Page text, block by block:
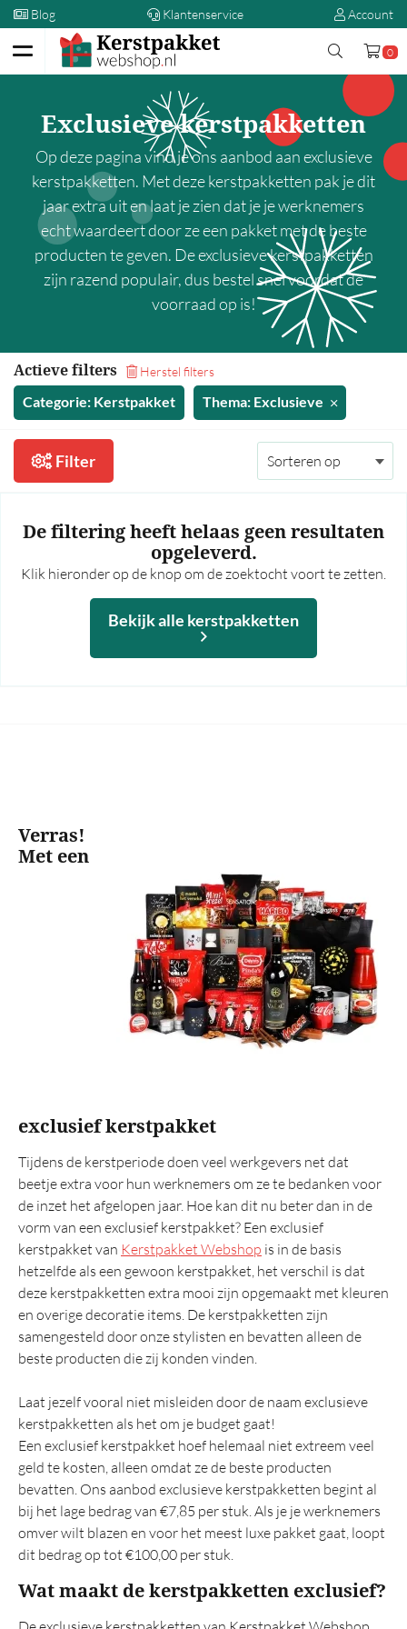
Blog Klantenservice Account
0
Kerstpakketten
Op prijs
00,00 - 5,00
5,00 - 10,00
10,00 - 15,00
25,00 - 30,00
30,00 - 35,00
35,00 - 40,00
40,00 - 45,00
45,00 - 50,00
60,00 en hoger
Alcoholvrij
Rituals
Vuurkorf
BBQ
Tas
Wellness
Luxe
Italiaans
Snijplank
Mooie
Eindejaarsgeschenken
Kerstattenties
Exclusieve kerstpakketten
Op deze pagina vind je ons aanbod aan exclusieve
kerstpakketten. Met deze kerstpakketten pak je dit
jaar extra uit en laat je zien dat je je werknemers
echt waardeert door ze een pakket met de beste
producten te geven. De exclusieve kerstpakketten
zijn razend populair, dus bestel snel voordat de
voorraad op is!
Actieve filters Herstel filters
Categorie: Kerstpakket Thema: Exclusieve
Filter
De filtering heeft helaas geen resultaten
opgeleverd.
Klik hieronder op de knop om de zoektocht voort te zetten.
Bekijk alle kerstpakketten
Verras!
Met een
exclusief kerstpakket
Tijdens de kerstperiode doen veel werkgevers net dat
beetje extra voor hun werknemers om ze te bedanken voor
de inzet het afgelopen jaar. Hoe kan dit nu beter dan in de
vorm van een exclusief kerstpakket? Een exclusief
kerstpakket van Kerstpakket Webshop is in de basis
hetzelfde als een gewoon kerstpakket, het verschil is dat
deze kerstpakketten extra mooi zijn opgemaakt met kleuren
en overige decoratie items. De kerstpakketten zijn
samengesteld door onze stylisten en bevatten alleen de
beste producten die zij konden vinden.
Laat jezelf vooral niet misleiden door de naam exclusieve
kerstpakketten als het om je budget gaat!
Een exclusief kerstpakket hoef helemaal niet extreem veel
geld te kosten, alleen omdat ze de beste producten
bevatten. Ons aanbod exclusieve kerstpakketten begint al
bij het lage bedrag van €7,85 per stuk. Als je je werknemers
omver wilt blazen en voor het meest luxe pakket gaat, loopt
dit bedrag op tot €100,00 per stuk.
Wat maakt de kerstpakketten exclusief?